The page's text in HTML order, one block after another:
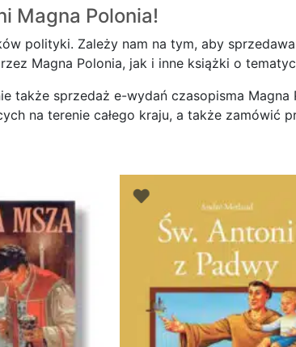
Magna Polonia!
polityki. Zależy nam na tym, aby
Magna Polonia, jak i inne książki o
także sprzedaż e-wydań czasopisma
na terenie całego kraju, a także zamówić